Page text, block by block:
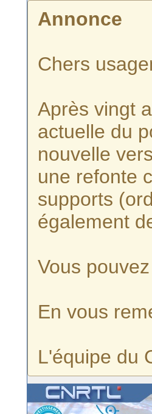
Annonce
Chers
Après vingt
actuelle du
nouvelle
une refonte
supports
également
Vous
En vous
L'équipe du